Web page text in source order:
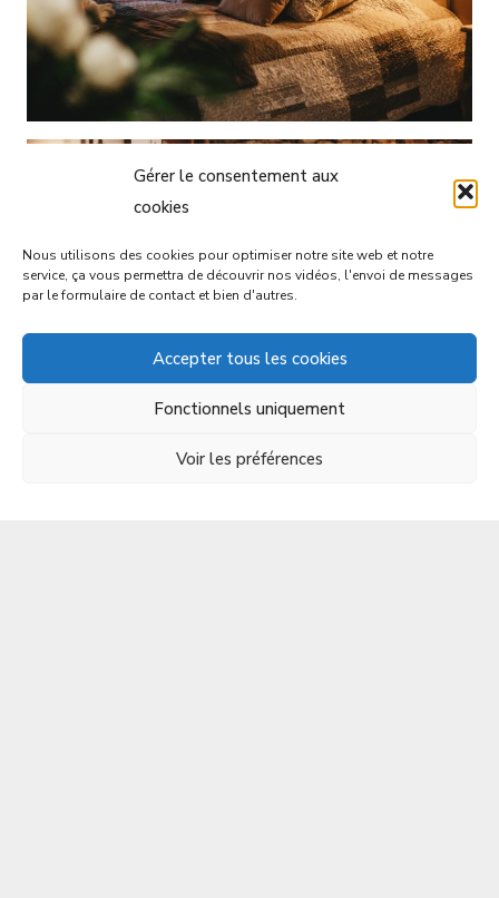
Gérer le consentement aux
cookies
Nous utilisons des cookies pour optimiser notre site web et notre
service, ça vous permettra de découvrir nos vidéos, l'envoi de messages
par le formulaire de contact et bien d'autres.
Accepter tous les cookies
Fonctionnels uniquement
Voir les préférences